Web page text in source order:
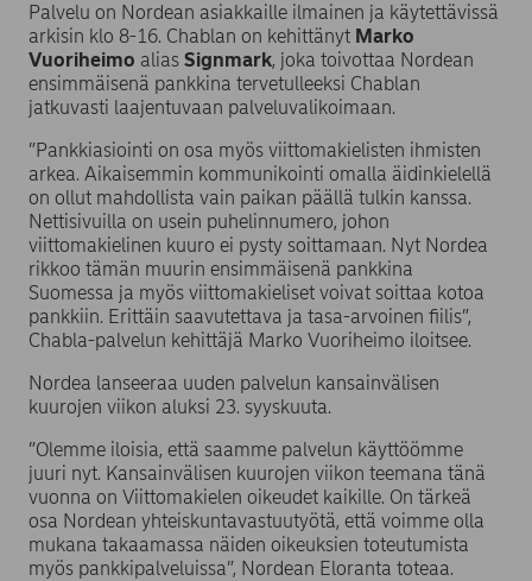
Palvelu on Nordean asiakkaille ilmainen ja käytettävissä
arkisin klo 8-16. Chablan on kehittänyt Marko
Vuoriheimo alias Signmark, joka toivottaa Nordean
ensimmäisenä pankkina tervetulleeksi Chablan
jatkuvasti laajentuvaan palveluvalikoimaan.
”Pankkiasiointi on osa myös viittomakielisten ihmisten
arkea. Aikaisemmin kommunikointi omalla äidinkielellä
on ollut mahdollista vain paikan päällä tulkin kanssa.
Nettisivuilla on usein puhelinnumero, johon
viittomakielinen kuuro ei pysty soittamaan. Nyt Nordea
rikkoo tämän muurin ensimmäisenä pankkina
Suomessa ja myös viittomakieliset voivat soittaa kotoa
pankkiin. Erittäin saavutettava ja tasa-arvoinen fiilis”,
Chabla-palvelun kehittäjä Marko Vuoriheimo iloitsee.
Nordea lanseeraa uuden palvelun kansainvälisen
kuurojen viikon aluksi 23. syyskuuta.
”Olemme iloisia, että saamme palvelun käyttöömme
juuri nyt. Kansainvälisen kuurojen viikon teemana tänä
vuonna on Viittomakielen oikeudet kaikille. On tärkeä
osa Nordean yhteiskuntavastuutyötä, että voimme olla
mukana takaamassa näiden oikeuksien toteutumista
myös pankkipalveluissa”, Nordean Eloranta toteaa.